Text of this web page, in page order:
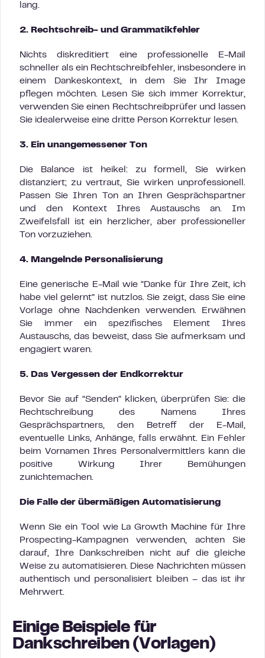
lang.
2. Rechtschreib- und Grammatikfehler
Nichts diskreditiert eine professionelle E-Mail
schneller als ein Rechtschreibfehler, insbesondere in
einem Dankeskontext, in dem Sie Ihr Image
pflegen möchten. Lesen Sie sich immer Korrektur,
verwenden Sie einen Rechtschreibprüfer und lassen
Sie idealerweise eine dritte Person Korrektur lesen.
3. Ein unangemessener Ton
Die Balance ist heikel: zu formell, Sie wirken
distanziert; zu vertraut, Sie wirken unprofessionell.
Passen Sie Ihren Ton an Ihren Gesprächspartner
und den Kontext Ihres Austauschs an. Im
Zweifelsfall ist ein herzlicher, aber professioneller
Ton vorzuziehen.
4. Mangelnde Personalisierung
Eine generische E-Mail wie “Danke für Ihre Zeit, ich
habe viel gelernt” ist nutzlos. Sie zeigt, dass Sie eine
Vorlage ohne Nachdenken verwenden. Erwähnen
Sie immer ein spezifisches Element Ihres
Austauschs, das beweist, dass Sie aufmerksam und
engagiert waren.
5. Das Vergessen der Endkorrektur
Bevor Sie auf “Senden” klicken, überprüfen Sie: die
Rechtschreibung des Namens Ihres
Gesprächspartners, den Betreff der E-Mail,
eventuelle Links, Anhänge, falls erwähnt. Ein Fehler
beim Vornamen Ihres Personalvermittlers kann die
positive Wirkung Ihrer Bemühungen
zunichtemachen.
Die Falle der übermäßigen Automatisierung
Wenn Sie ein Tool wie La Growth Machine für Ihre
Prospecting-Kampagnen verwenden, achten Sie
darauf, Ihre Dankschreiben nicht auf die gleiche
Weise zu automatisieren. Diese Nachrichten müssen
authentisch und personalisiert bleiben – das ist ihr
Mehrwert.
Einige Beispiele für
Dankschreiben (Vorlagen)